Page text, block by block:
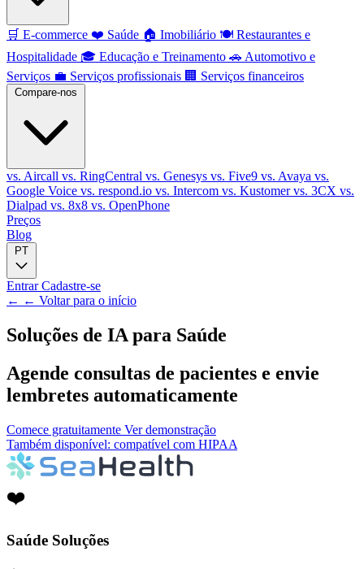
🛒 E-commerce ❤️ Saúde 🏠 Imobiliário 🍽️ Restaurantes e
Hospitalidade 🎓 Educação e Treinamento 🚗 Automotivo e
Serviços 💼 Serviços profissionais 🏢 Serviços financeiros
Compare-nos
vs. Aircall vs. RingCentral vs. Genesys vs. Five9 vs. Avaya vs.
Google Voice vs. respond.io vs. Intercom vs. Kustomervs. 3CX vs.
Dialpad vs. 8x8 vs. OpenPhone
Preços
Blog
PT
EntrarCadastre-se
← ← Voltar para o início
Soluções de IA para Saúde
Agende consultas de pacientes e envie
lembretes automaticamente
Comece gratuitamente Ver demonstração
Também disponível: compatível com HIPAA
Saúde Soluções